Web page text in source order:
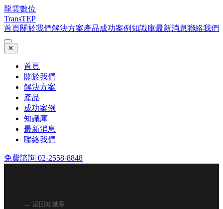
龍雲數位
TransTEP
首頁關於我們解決方案產品成功案例知識庫最新消息聯絡我們
✕
首頁
關於我們
解決方案
產品
成功案例
知識庫
最新消息
聯絡我們
免費諮詢 02-2558-8848
← 返回知識庫